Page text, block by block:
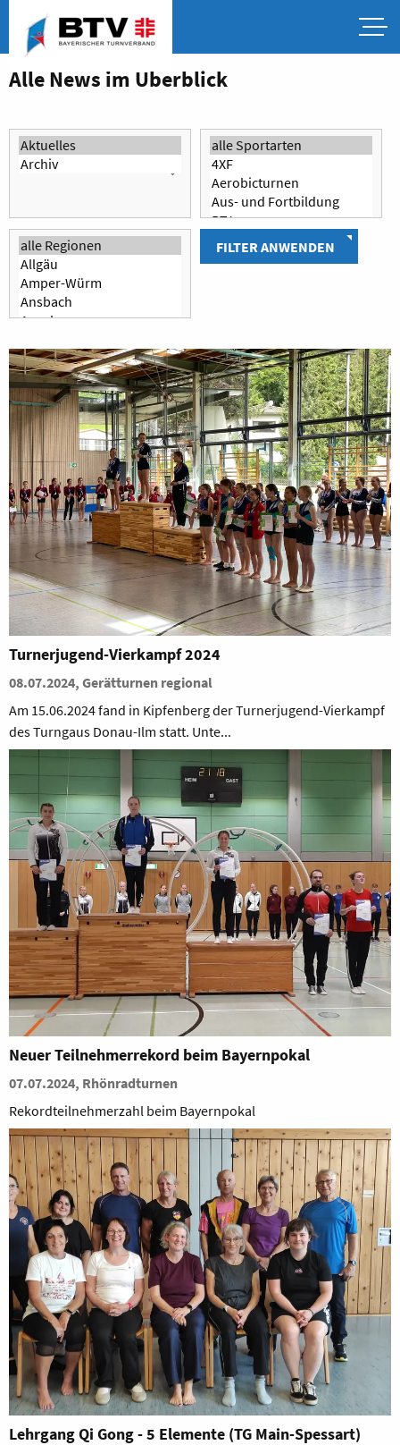
Alle News im Überblick
FILTER ANWENDEN
Turnerjugend-Vierkampf 2024
08.07.2024, Gerätturnen regional
Am 15.06.2024 fand in Kipfenberg der Turnerjugend-Vierkampf
des Turngaus Donau-Ilm statt. Unte...
Neuer Teilnehmerrekord beim Bayernpokal
07.07.2024, Rhönradturnen
Rekordteilnehmerzahl beim Bayernpokal
Lehrgang Qi Gong - 5 Elemente (TG Main-Spessart)